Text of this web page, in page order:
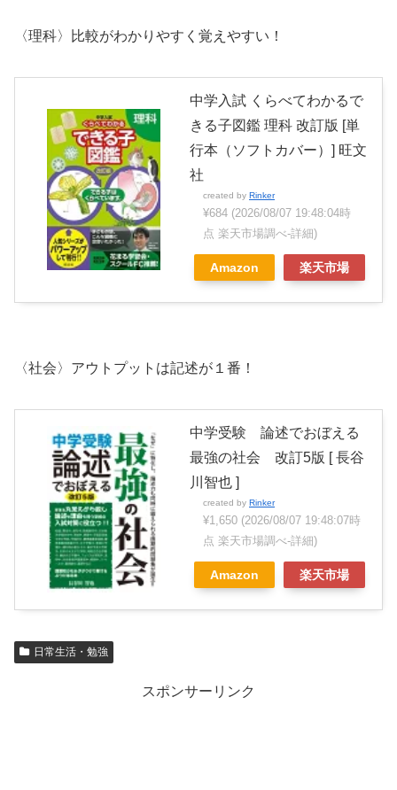
〈理科〉比較がわかりやすく覚えやすい！
中学入試 くらべてわかるで
きる子図鑑 理科 改訂版 [単
行本（ソフトカバー）] 旺文
社
created by Rinker
¥684 (2026/08/07 19:48:04時
点 楽天市場調べ-詳細)
Amazon 楽天市場
〈社会〉アウトプットは記述が１番！
中学受験 論述でおぼえる
最強の社会 改訂5版 [ 長谷
川智也 ]
created by Rinker
¥1,650 (2026/08/07 19:48:07時
点 楽天市場調べ-詳細)
Amazon 楽天市場
日常生活・勉強
スポンサーリンク